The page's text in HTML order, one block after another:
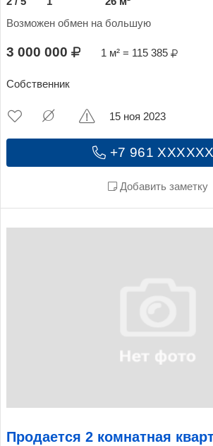
Возможен обмен на большую
3 000 000 1 м² = 115 385
Собственник
+7 961
Добавить заметку
15 ноя 2023
Продается 2 комнатная